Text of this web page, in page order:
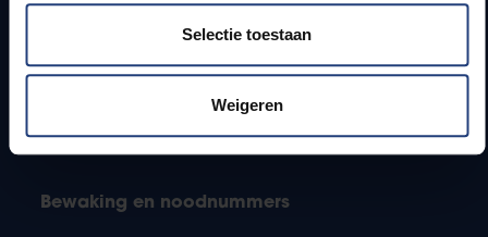
Selectie toestaan
Weigeren
PhD-studenten
Internationale studenten
Bewaking en noodnummers